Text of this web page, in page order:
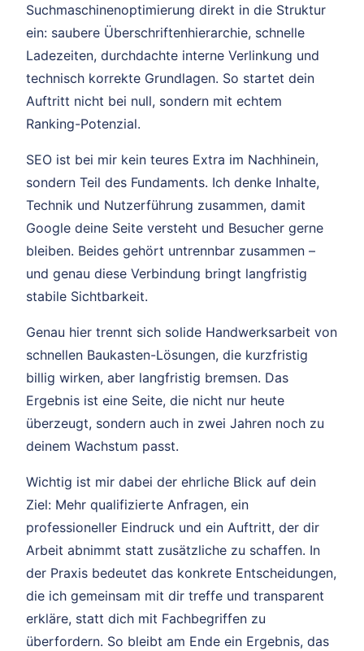
Suchmaschinenoptimierung direkt in die Struktur
ein: saubere Überschriftenhierarchie, schnelle
Ladezeiten, durchdachte interne Verlinkung und
technisch korrekte Grundlagen. So startet dein
Auftritt nicht bei null, sondern mit echtem
Ranking-Potenzial.
SEO ist bei mir kein teures Extra im Nachhinein,
sondern Teil des Fundaments. Ich denke Inhalte,
Technik und Nutzerführung zusammen, damit
Google deine Seite versteht und Besucher gerne
bleiben. Beides gehört untrennbar zusammen –
und genau diese Verbindung bringt langfristig
stabile Sichtbarkeit.
Genau hier trennt sich solide Handwerksarbeit von
schnellen Baukasten-Lösungen, die kurzfristig
billig wirken, aber langfristig bremsen. Das
Ergebnis ist eine Seite, die nicht nur heute
überzeugt, sondern auch in zwei Jahren noch zu
deinem Wachstum passt.
Wichtig ist mir dabei der ehrliche Blick auf dein
Ziel: Mehr qualifizierte Anfragen, ein
professioneller Eindruck und ein Auftritt, der dir
Arbeit abnimmt statt zusätzliche zu schaffen. In
der Praxis bedeutet das konkrete Entscheidungen,
die ich gemeinsam mit dir treffe und transparent
erkläre, statt dich mit Fachbegriffen zu
überfordern. So bleibt am Ende ein Ergebnis, das